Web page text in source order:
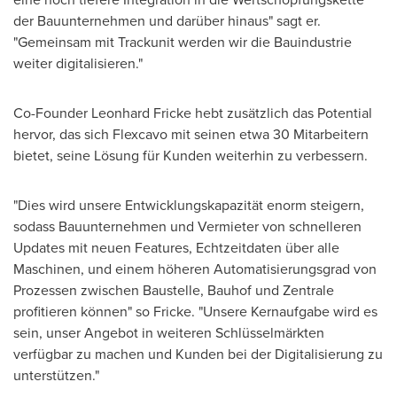
der Bauunternehmen und darüber hinaus" sagt er.
"Gemeinsam mit Trackunit werden wir die Bauindustrie
weiter digitalisieren."
Co-Founder Leonhard Fricke hebt zusätzlich das Potential
hervor, das sich Flexcavo mit seinen etwa 30 Mitarbeitern
bietet, seine Lösung für Kunden weiterhin zu verbessern.
"Dies wird unsere Entwicklungskapazität enorm steigern,
sodass Bauunternehmen und Vermieter von schnelleren
Updates mit neuen Features, Echtzeitdaten über alle
Maschinen, und einem höheren Automatisierungsgrad von
Prozessen zwischen Baustelle, Bauhof und Zentrale
profitieren können" so Fricke. "Unsere Kernaufgabe wird es
sein, unser Angebot in weiteren Schlüsselmärkten
verfügbar zu machen und Kunden bei der Digitalisierung zu
unterstützen."